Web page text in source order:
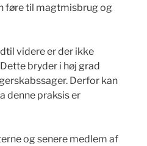
føre til magtmisbrug og
videre er der ikke
bryder i høj grad
Derfor kan
denne praksis er
og senere medlem af